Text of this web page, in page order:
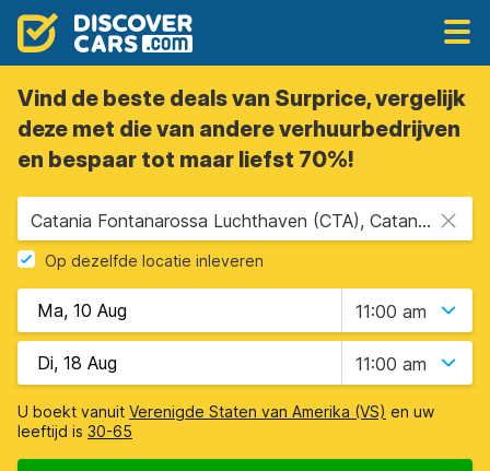
Vind de beste deals van Surprice, vergelijk
deze met die van andere verhuurbedrijven
en bespaar tot maar liefst 70%!
Catania Fontanarossa Luchthaven (CTA), Catania, Sicilië
Op dezelfde locatie inleveren
11:00 am
11:00 am
U boekt vanuit Verenigde Staten van Amerika (VS) en uw
leeftijd is 30-65